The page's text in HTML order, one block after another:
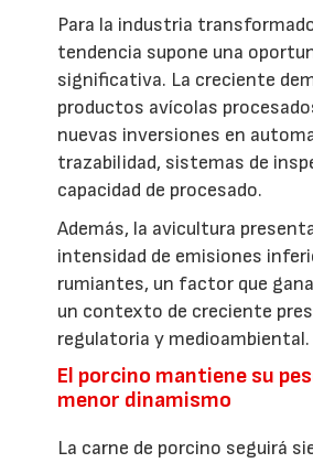
Para la industria
tendencia supone una
significativa. La creciente
productos avícolas
nuevas inversiones en
trazabilidad, sistemas de
capacidad de procesado.
Además, la avicultura
intensidad de emisiones
rumiantes, un factor que
un contexto de creciente
regulatoria y medioambiental.
El porcino mantiene su
menor dinamismo
La carne de porcino seguirá